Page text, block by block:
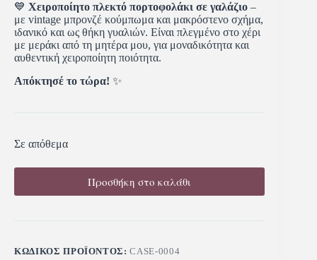
💙 Χειροποίητο πλεκτό πορτοφολάκι σε γαλάζιο –
με vintage μπρονζέ κούμπωμα και μακρόστενο σχήμα,
ιδανικό και ως θήκη γυαλιών. Είναι πλεγμένο στο χέρι
με μεράκι από τη μητέρα μου, για μοναδικότητα και
αυθεντική χειροποίητη ποιότητα.
Απόκτησέ το τώρα! ✨
Σε απόθεμα
Προσθήκη στο καλάθι
ΚΩΔΙΚΌΣ ΠΡΟΪΌΝΤΟΣ:CASE-0004